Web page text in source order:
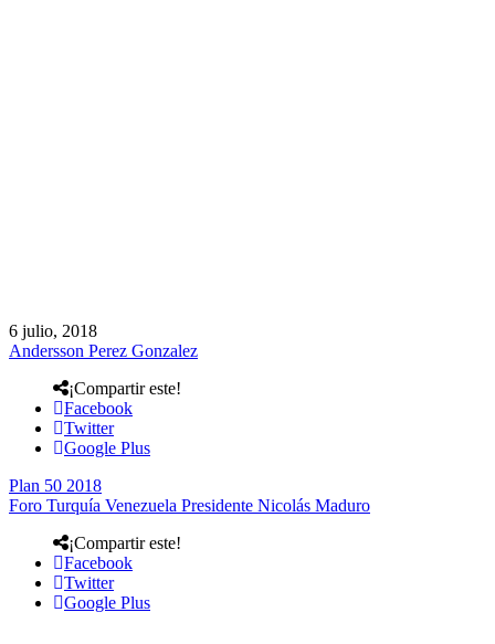
6 julio, 2018
Andersson Perez Gonzalez
¡Compartir este!
Facebook
Twitter
Google Plus
Plan 50 2018
Foro Turquía Venezuela Presidente Nicolás Maduro
¡Compartir este!
Facebook
Twitter
Google Plus